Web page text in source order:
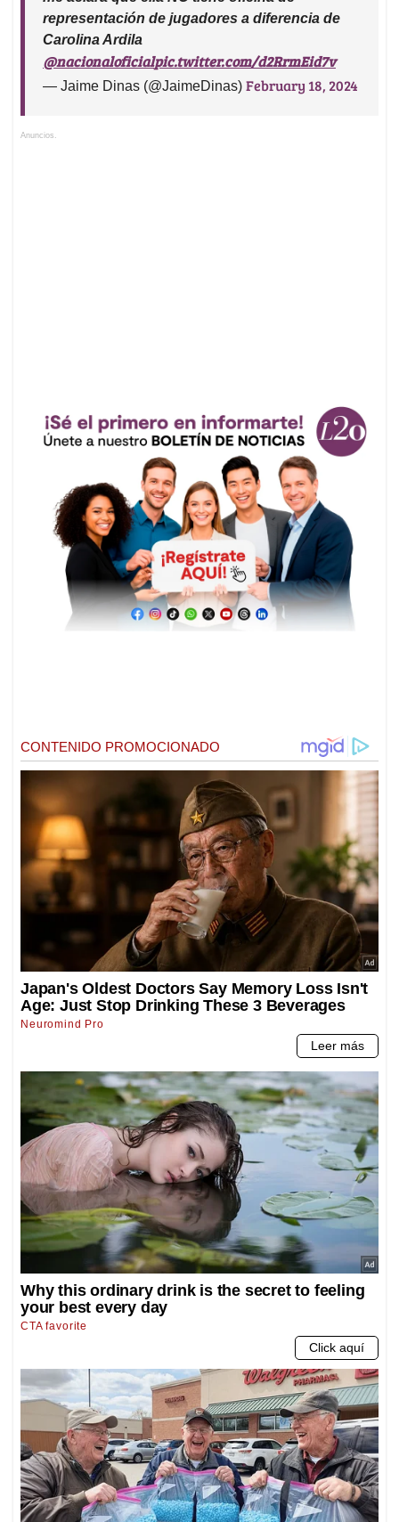
representación de jugadores a diferencia de
Carolina Ardila
@nacionaloficialpic.twitter.com/d2RrmEid7v
— Jaime Dinas (@JaimeDinas) February 18, 2024
Anuncios.